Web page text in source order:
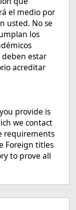
el medio por
usted. No se
los
estar
acreditar
provide is
we contact
requirements
Foreign titles
to prove all